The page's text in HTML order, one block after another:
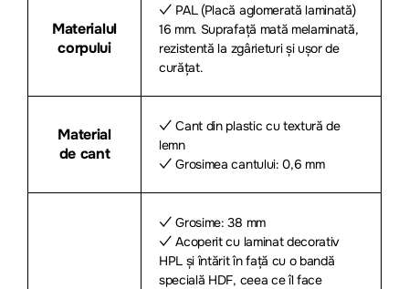
Materialul
corpului
✓ PAL (Placă aglomerată laminată)
16 mm. Suprafață mată melaminată,
rezistentă la zgârieturi și ușor de
curățat.
Material
de cant
✓ Cant din plastic cu textură de
lemn
✓ Grosimea cantului: 0,6 mm
✓ Grosime: 38 mm
✓ Acoperit cu laminat decorativ
HPL și întărit în față cu o bandă
specială HDF, ceea ce îl face